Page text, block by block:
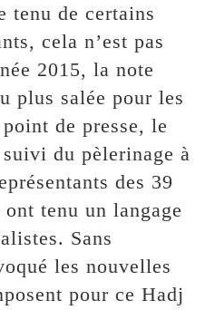
tenu de certains
cela n’est pas
2015, la note
plus salée pour les
de presse, le
du pèlerinage à
des 39
tenu un langage
Sans
les nouvelles
pour ce Hadj